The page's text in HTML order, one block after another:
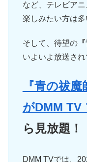
など、テレビア
楽しみたい方は多
そして、待望の『
いよいよ放送され
『青の祓
がDMM TV
ら見放題！
DMM TVでは、